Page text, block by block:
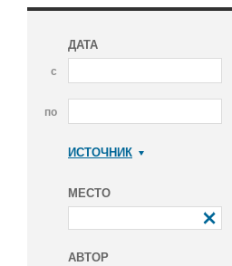
ДАТА
с
по
ИСТОЧНИК
МЕСТО
АВТОР